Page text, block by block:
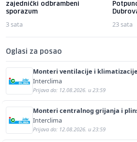
zajednički odbrambeni
sporazum
3 sata 23 sata
Oglasi za posao
Monteri ventilacije i
Interclima
Prijava do: 12.08.2026. u 23:59
Monteri centralnog grijanja i
Interclima
Prijava do: 12.08.2026. u 23:59